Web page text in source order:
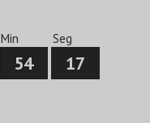
Min
54
Seg
17